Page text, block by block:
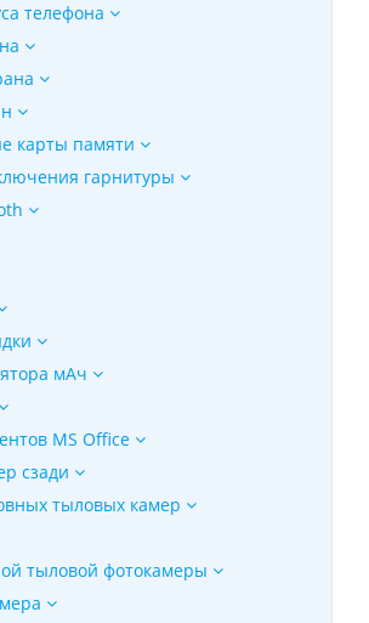
телефона
карты памяти
гарнитуры
мАч
MS Office
сзади
тыловых камер
тыловой фотокамеры